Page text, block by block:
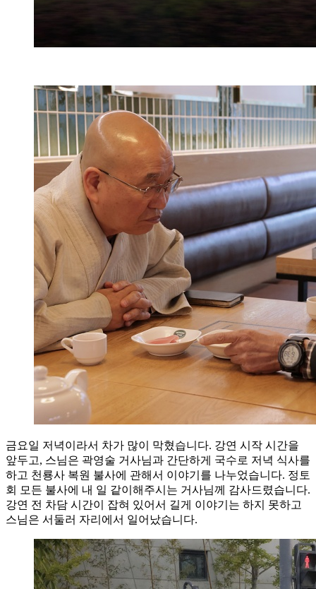
금요일 저녁이라서 차가 많이 막혔습니다. 강연 시작 시간을
앞두고, 스님은 곽영술 거사님과 간단하게 국수로 저녁 식사를
하고 천룡사 복원 불사에 관해서 이야기를 나누었습니다. 정토
회 모든 불사에 내 일 같이해주시는 거사님께 감사드렸습니다.
강연 전 차담 시간이 잡혀 있어서 길게 이야기는 하지 못하고
스님은 서둘러 자리에서 일어났습니다.